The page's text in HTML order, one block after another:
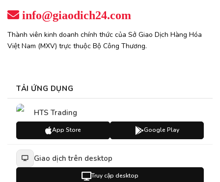
info@giaodich24.com
Thành viên kinh doanh chính thức của Sở Giao Dịch Hàng Hóa
Việt Nam (MXV) trực thuộc Bộ Công Thương.
TẢI ỨNG DỤNG
HTS Trading
App Store Google Play
Giao dịch trên desktop
Truy cập desktop